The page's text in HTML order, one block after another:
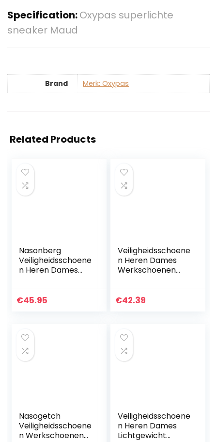
Specification:Oxypas superlichte
sneaker Maud
Brand Merk: Oxypas
Related Products
Nasonberg
Veiligheidsschoene
n Heren Dames
met Stalen Neus
€45.95
Veiligheidsschoene
n Heren Dames
Werkschoenen
Schoenen
Rood…
€42.39
Nasogetch
Veiligheidsschoene
n Werkschoenen
Veiligheidsschoene
n Heren Dames
Lichtgewicht